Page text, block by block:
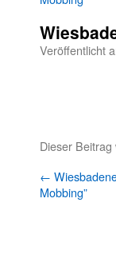
Veröffentlicht
Dieser
←
Mobbing”